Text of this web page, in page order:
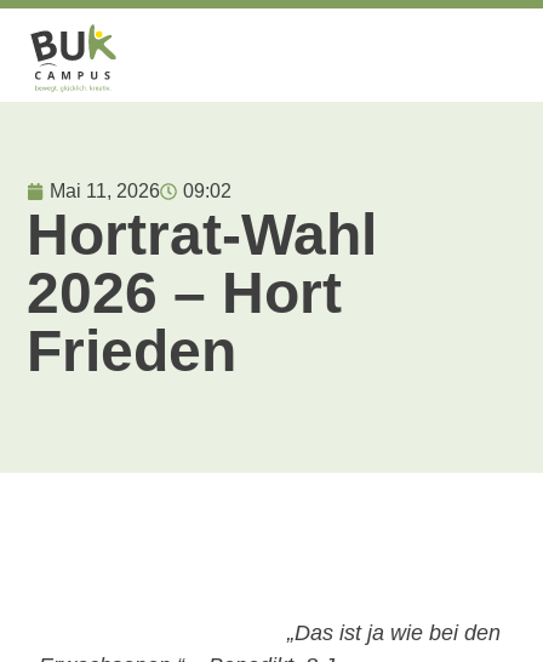
Mai 11, 2026 09:02
Hortrat-Wahl
2026 – Hort
Frieden
„Das ist ja wie bei den